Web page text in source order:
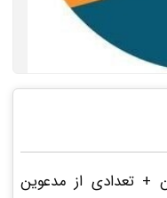
+ تعدادی از مدعوین